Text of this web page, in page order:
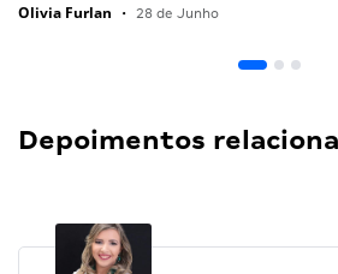
Olivia Furlan • 28 de Junho
Depoimentos